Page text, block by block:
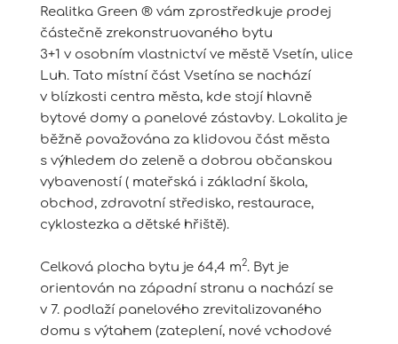
Realitka Green ® vám zprostředkuje prodej
částečně zrekonstruovaného bytu
3+1 v osobním vlastnictví ve městě Vsetín, ulice
Luh. Tato místní část Vsetína se nachází
v blízkosti centra města, kde stojí hlavně
bytové domy a panelové zástavby. Lokalita je
běžně považována za klidovou část města
s výhledem do zeleně a dobrou občanskou
vybaveností ( mateřská i základní škola,
obchod, zdravotní středisko, restaurace,
cyklostezka a dětské hřiště).
Celková plocha bytu je 64,4 m2. Byt je
orientován na západní stranu a nachází se
v 7. podlaží panelového zrevitalizovaného
domu s výtahem (zateplení, nové vchodové